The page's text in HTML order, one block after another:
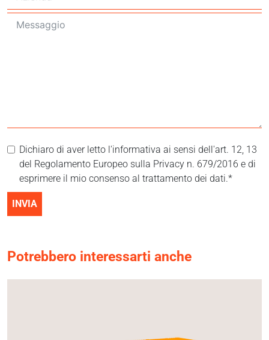
Dichiaro di aver letto l'informativa ai sensi dell'art. 12, 13
del Regolamento Europeo sulla Privacy n. 679/2016 e di
esprimere il mio consenso al trattamento dei dati.*
INVIA
Potrebbero interessarti anche